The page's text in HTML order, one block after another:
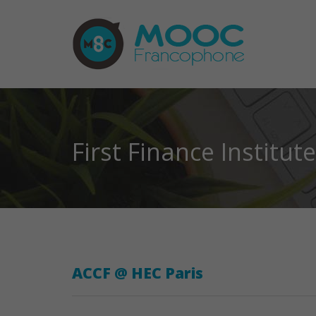
First Finance Institute
ACCF @ HEC Paris